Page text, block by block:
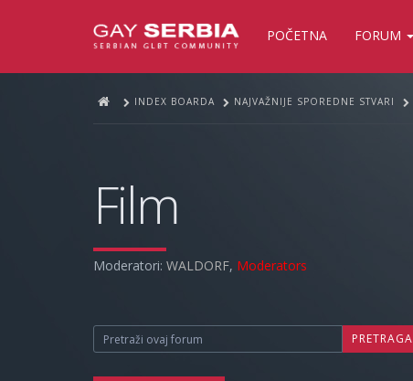
POČETNA FORUM
INDEX BOARDA NAJVAŽNIJE SPOREDNE STVARI
Film
Moderatori: WALDORF, Moderators
PRETRAGA